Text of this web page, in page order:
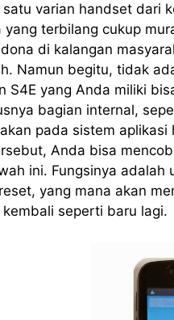
satu varian handset dari
yang terbilang cukup
di kalangan
Namun begitu, tidak
S4E yang Anda miliki
bagian internal,
pada sistem
Anda bisa
ini. Fungsinya adalah
yang mana akan
seperti baru lagi.